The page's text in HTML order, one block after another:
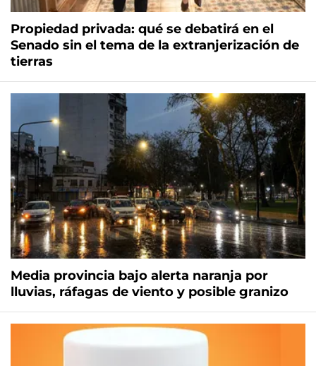
Propiedad privada: qué se debatirá en el
Senado sin el tema de la extranjerización de
tierras
Media provincia bajo alerta naranja por
lluvias, ráfagas de viento y posible granizo